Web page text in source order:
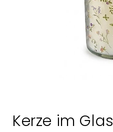
Modal
öffnen
Kerze im Glas